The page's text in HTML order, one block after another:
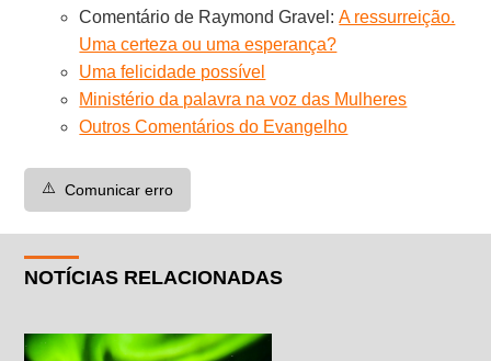
Comentário de Raymond Gravel:A ressurreição.
Uma certeza ou uma esperança?
Uma felicidade possível
Ministério da palavra na voz das Mulheres
Outros Comentários do Evangelho
⚠️ Comunicar erro
NOTÍCIAS RELACIONADAS